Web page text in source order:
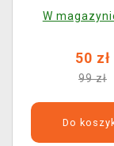
W
50 zł
99 zł
Do